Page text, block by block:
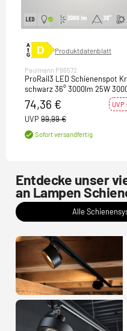
Produktdatenblatt
Paulmann P96572
ProRail3 LED Schienenspot
schwarz 36° 3000lm 25W
(LED fest verbaut)
74,36 € UVP
UVP 99,99 €
Sofort versandfertig
Entdecke unser
an Lampen
Alle